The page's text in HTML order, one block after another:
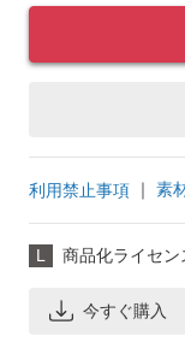
利用禁止事項 ｜ 素
L 商品化ライセン
今すぐ購入